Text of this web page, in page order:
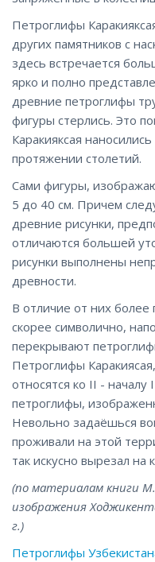
Петроглифы
других памятников с
здесь встречается
ярко и полно
древние петроглифы
фигуры стерлись. Это
Каракияксая
протяжении столетий.
Сами фигуры,
5 до 40 см. Причем
древние рисунки,
отличаются большей
рисунки выполнены
древности.
В отличие от них
скорее символично,
перекрывают
Петроглифы
относятся ко II -
петроглифы,
Невольно задаёшься
проживали на этой
так искусно вырезал
(по материалам книги
изображения
г.)
Петроглифы